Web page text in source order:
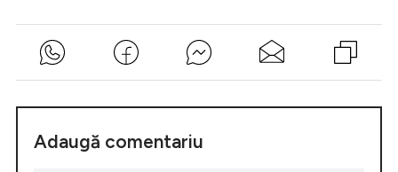
Adaugă comentariu